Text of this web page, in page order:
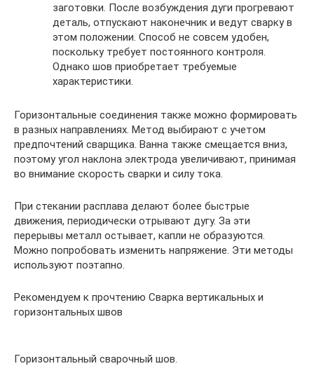
заготовки. После возбуждения дуги прогревают
деталь, отпускают наконечник и ведут сварку в
этом положении. Способ не совсем удобен,
поскольку требует постоянного контроля.
Однако шов приобретает требуемые
характеристики.
Горизонтальные соединения также можно формировать
в разных направлениях. Метод выбирают с учетом
предпочтений сварщика. Ванна также смещается вниз,
поэтому угол наклона электрода увеличивают, принимая
во внимание скорость сварки и силу тока.
При стекании расплава делают более быстрые
движения, периодически отрывают дугу. За эти
перерывы металл остывает, капли не образуются.
Можно попробовать изменить напряжение. Эти методы
используют поэтапно.
Рекомендуем к прочтению Сварка вертикальных и
горизонтальных швов
Горизонтальный сварочный шов.